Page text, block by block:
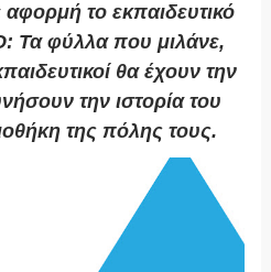
το εκπαιδευτικό
Τα φύλλα που μιλάνε,
θα έχουν την
την ιστορία του
της πόλης τους.